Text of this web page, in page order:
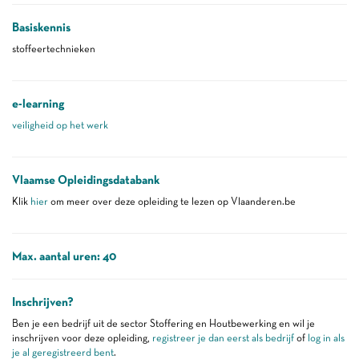
Basiskennis
stoffeertechnieken
e-learning
veiligheid op het werk
Vlaamse Opleidingsdatabank
Klik hier om meer over deze opleiding te lezen op Vlaanderen.be
Max. aantal uren: 40
Inschrijven?
Ben je een bedrijf uit de sector Stoffering en Houtbewerking en wil je
inschrijven voor deze opleiding, registreer je dan eerst als bedrijf of log in als
je al geregistreerd bent.